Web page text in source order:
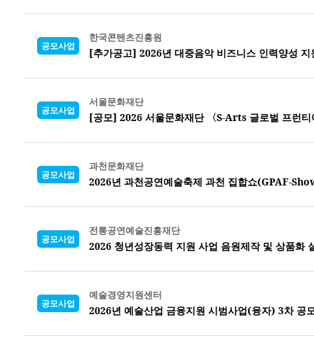
공모사업
한국콘텐츠진흥원
[추가공고] 2026년 대중음악 비즈니스 인력양성 지
공모사업
서울문화재단
[공모] 2026 서울문화재단 〈S-Arts 글로벌 프런
공모사업
과천문화재단
2026년 과천공연예술축제 과천 집합쇼(GPAF-
공모사업
전통공연예술진흥재단
2026 청년성장동력 지원 사업 음원제작 및 상품화
공모사업
예술경영지원센터
2026년 예술산업 금융지원 시범사업(융자) 3차 공